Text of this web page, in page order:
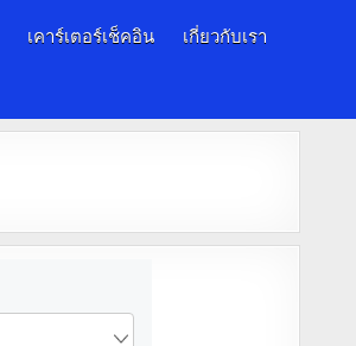
เคาร์เตอร์เช็คอิน
เกี่ยวกับเรา